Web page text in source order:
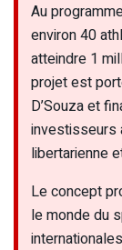
Au
environ 40
atteindre 1
projet est
D’Souza et
investisseurs
libertarienne
Le concept
le monde du